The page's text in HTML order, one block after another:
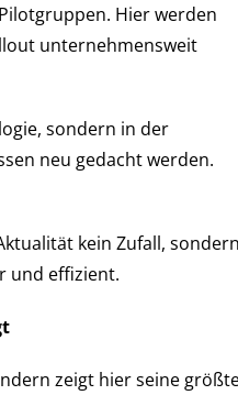
Hier werden
unternehmensweit
sondern in der
neu gedacht werden.
kein Zufall, sondern
und effizient.
zeigt hier seine